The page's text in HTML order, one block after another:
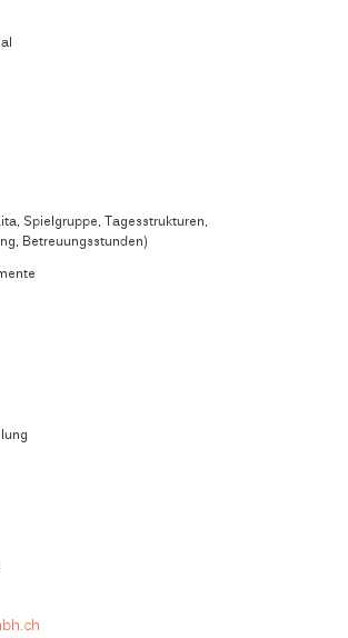
Spielgruppe, Tagesstrukturen,
Betreuungsstunden)